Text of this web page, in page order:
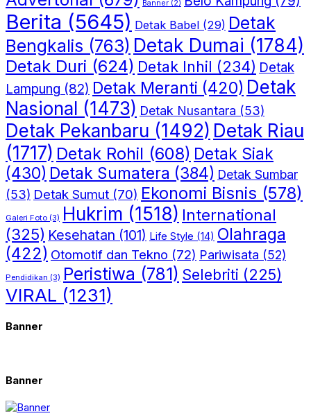
Banner (2)
Berita (5645) Detak Babel (29) Detak
Bengkalis (763) Detak Dumai (1784)
Detak Duri (624) Detak Inhil (234) Detak
Lampung (82) Detak Meranti (420) Detak
Nasional (1473) Detak Nusantara (53)
Detak Pekanbaru (1492) Detak Riau
(1717) Detak Rohil (608) Detak Siak
(430) Detak Sumatera (384) Detak Sumbar
(53) Detak Sumut (70) Ekonomi Bisnis (578)
Galeri Foto (3) Hukrim (1518) International
(325) Kesehatan (101) Life Style (14) Olahraga
(422) Otomotif dan Tekno (72) Pariwisata (52)
Pendidikan (3) Peristiwa (781) Selebriti (225)
VIRAL (1231)
Banner
Banner